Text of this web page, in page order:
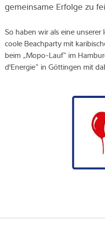
gemeinsame Erfolge zu
So haben wir als eine unserer
coole Beachparty mit
beim „Mopo-Lauf“ im
d'Energie“ in Göttingen mit